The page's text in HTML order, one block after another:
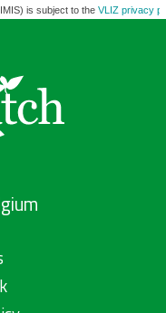
is subject to the VLIZ privacy